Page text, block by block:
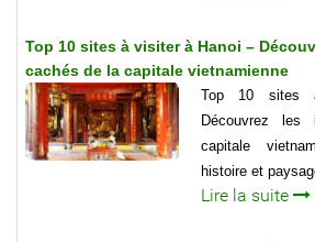
Top 10 sites à visiter à Hanoi –
cachés de la capitale vietnamienne
Top 10 sites
Découvrez les
capitale
histoire et
Lire la suite